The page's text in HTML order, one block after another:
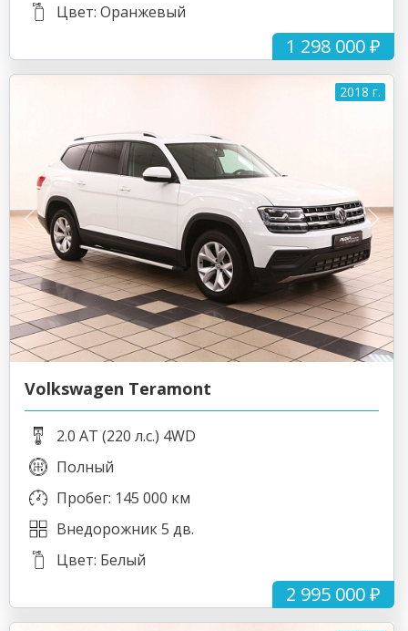
1 298 000 ₽
Цвет: Оранжевый
2018 г.
2 995 000 ₽
Volkswagen Teramont
2.0 AT (220 л.с.) 4WD
Полный
Пробег: 145 000 км
Внедорожник 5 дв.
Цвет: Белый